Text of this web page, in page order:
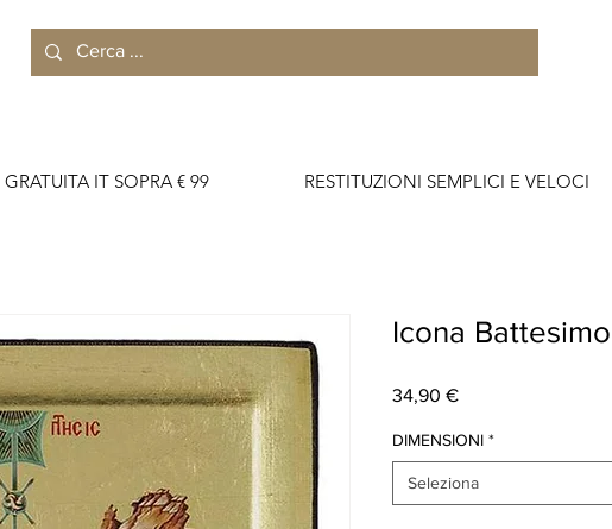
GRATUITA IT SOPRA € 99                    RESTITUZIONI SEMPLICI E
Icona
34,90 €Prezzo
DIMENSIONI *
Seleziona